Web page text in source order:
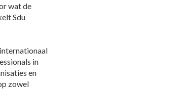
wat de
Sdu
in
en
zowel